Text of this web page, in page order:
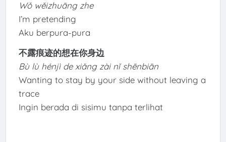
Wǒ wěizhuāng zhe
I’m pretending
Aku berpura-pura
不露痕迹的想在你身边
Bù lù hénjì de xiǎng zài nǐ shēnbiān
Wanting to stay by your side without leaving a
trace
Ingin berada di sisimu tanpa terlihat